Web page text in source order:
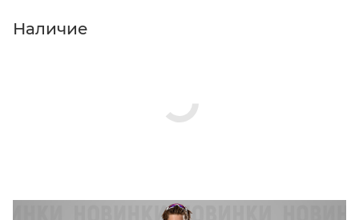
Нажмите кнопку «Оформить заказ».
Наличие